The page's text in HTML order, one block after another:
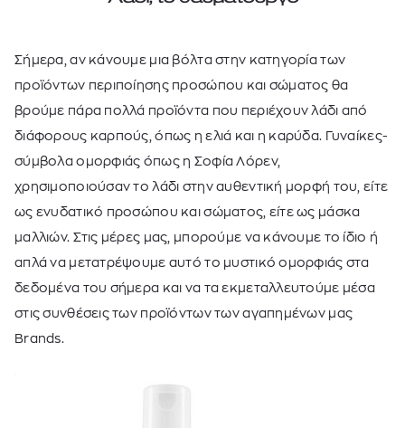
Σήμερα, αν κάνουμε μια βόλτα στην κατηγορία των
προϊόντων περιποίησης προσώπου και σώματος θα
βρούμε πάρα πολλά προϊόντα που περιέχουν λάδι από
διάφορους καρπούς, όπως η ελιά και η καρύδα. Γυναίκες-
σύμβολα ομορφιάς όπως η Σοφία Λόρεν,
χρησιμοποιούσαν το λάδι στην αυθεντική μορφή του, είτε
ως ενυδατικό προσώπου και σώματος, είτε ως μάσκα
μαλλιών. Στις μέρες μας, μπορούμε να κάνουμε το ίδιο ή
απλά να μετατρέψουμε αυτό το μυστικό ομορφιάς στα
δεδομένα του σήμερα και να τα εκμεταλλευτούμε μέσα
στις συνθέσεις των προϊόντων των αγαπημένων μας
Brands.